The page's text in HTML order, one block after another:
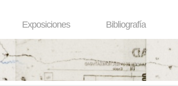
Exposiciones Bibliografía